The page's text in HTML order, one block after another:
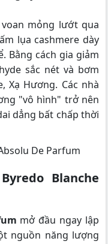
mỏng lướt qua
lụa cashmere dày
Bằng cách gia giảm
sắc nét và bơm
Xạ Hương. Các nhà
"vô hình" trở nên
dẳng bất chấp thời
Blanche
mở đầu ngay lập
nguồn năng lượng